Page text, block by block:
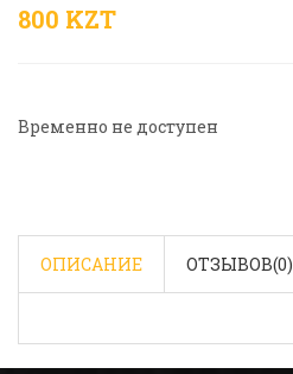
800 KZT
Временно не доступен
ОПИСАНИЕ ОТЗЫВОВ(0)